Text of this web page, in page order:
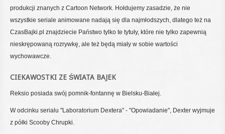
produkcji znanych z Cartoon Network. Hołdujemy zasadzie, że nie
wszystkie seriale animowane nadają się dla najmłodszych, dlatego też na
CzasBajki.pl znajdziecie Państwo tylko te tytuły, które nie tylko zapewnią
nieskrępowaną rozrywkę, ale też będą miały w sobie wartości
wychowawcze.
CIEKAWOSTKI ZE ŚWIATA BAJEK
Reksio posiada swój pomnik-fontannę w Bielsku-Białej.
W odcinku serialu "Laboratorium Dextera" - "Opowiadanie", Dexter wyjmuje
z półki Scooby Chrupki.